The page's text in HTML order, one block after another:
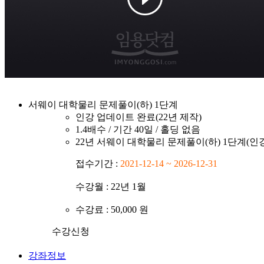
서웨이 대학물리 문제풀이(하) 1단계
인강 업데이트 완료(22년 제작)
1.4배수 / 기간 40일 / 홀딩 없음
22년 서웨이 대학물리 문제풀이(하) 1단계(인
접수기간 : 2021-12-14 ~ 2026-12-31
수강월 : 22년 1월
수강료 : 50,000 원
수강신청
강좌정보